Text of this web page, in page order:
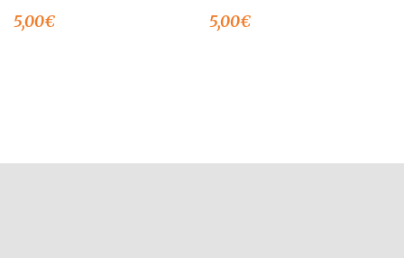
5,00€ 5,00€